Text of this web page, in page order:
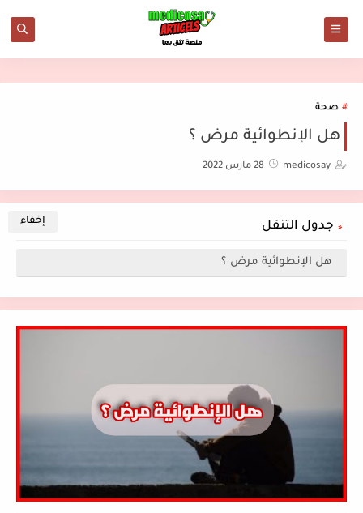
صحة
هل الإنطوائية مرض ؟
medicosay 28 مارس 2022
جدول التنقل
هل الإنطوائية مرض ؟